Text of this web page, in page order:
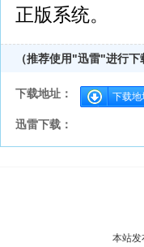
正版系统。
（推荐使用"迅雷"进行下
下载地址： 下载地
迅雷下载：
本站发